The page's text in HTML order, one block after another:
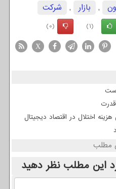
, بازار ,
شركت
(1)
(0)
X
اختلال در اقتصاد دیجیتال
مطلب
این مطلب نظر دهید